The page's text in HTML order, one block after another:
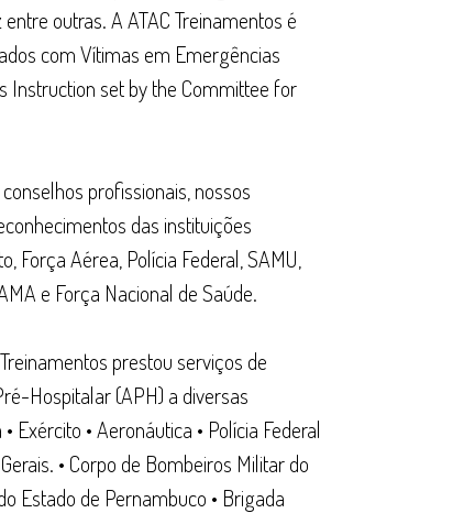
outras. A ATAC Treinamentos é
com Vítimas em Emergências
Instruction set by the Committee for
profissionais, nossos
das instituições
Força Aérea, Polícia Federal, SAMU,
e Força Nacional de Saúde.
prestou serviços de
Hospitalar (APH) a diversas
• Aeronáutica • Polícia Federal
• Corpo de Bombeiros Militar do
Estado de Pernambuco • Brigada